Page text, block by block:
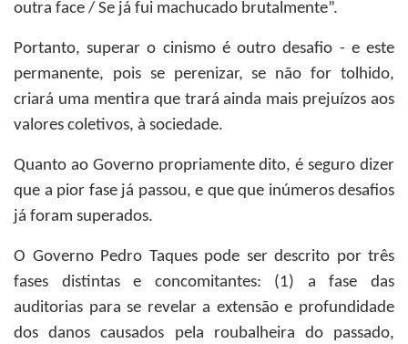
outra face / Se já fui machucado brutalmente”.
Portanto, superar o cinismo é outro desafio - e este
permanente, pois se perenizar, se não for tolhido,
criará uma mentira que trará ainda mais prejuízos aos
valores coletivos, à sociedade.
Quanto ao Governo propriamente dito, é seguro dizer
que a pior fase já passou, e que que inúmeros desafios
já foram superados.
O Governo Pedro Taques pode ser descrito por três
fases distintas e concomitantes: (1) a fase das
auditorias para se revelar a extensão e profundidade
dos danos causados pela roubalheira do passado,